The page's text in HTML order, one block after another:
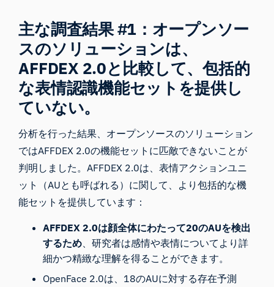
主な調査結果 #1：オープンソー
スのソリューションは、
AFFDEX 2.0と比較して、包括的
な表情認識機能セットを提供し
ていない。
分析を行った結果、オープンソースのソリューション
ではAFFDEX 2.0の機能セットに匹敵できないことが
判明しました。AFFDEX 2.0は、表情アクションユニ
ット（AUとも呼ばれる）に関して、より包括的な機
能セットを提供しています：
AFFDEX 2.0は顔全体にわたって20のAUを検出
するため、研究者は感情や表情についてより詳
細かつ精緻な理解を得ることができます。
OpenFace 2.0は、18のAUに対する存在予測